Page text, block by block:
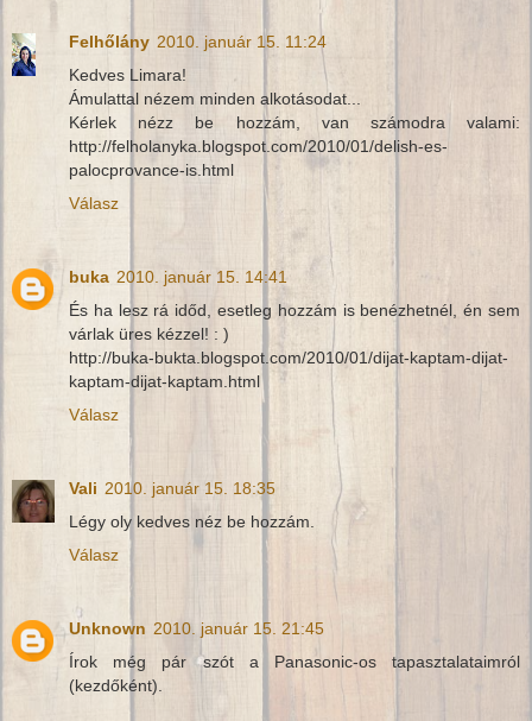
Felhőlány 2010. január 15. 11:24
Kedves Limara!
Ámulattal nézem minden alkotásodat...
Kérlek nézz be hozzám, van számodra valami:
http://felholanyka.blogspot.com/2010/01/delish-es-
palocprovance-is.html
Válasz
buka 2010. január 15. 14:41
És ha lesz rá időd, esetleg hozzám is benézhetnél, én sem
várlak üres kézzel! : )
http://buka-bukta.blogspot.com/2010/01/dijat-kaptam-dijat-
kaptam-dijat-kaptam.html
Válasz
Vali 2010. január 15. 18:35
Légy oly kedves néz be hozzám.
Válasz
Unknown 2010. január 15. 21:45
Írok még pár szót a Panasonic-os tapasztalataimról
(kezdőként).